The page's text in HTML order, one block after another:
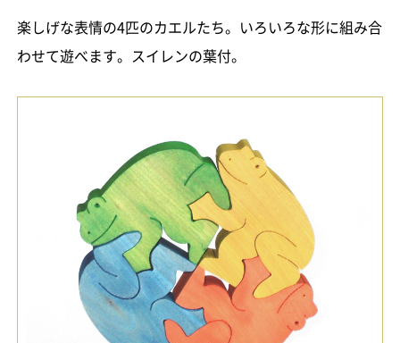
楽しげな表情の4匹のカエルたち。いろいろな形に組み合
わせて遊べます。スイレンの葉付。